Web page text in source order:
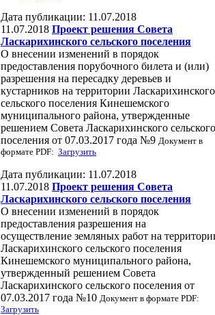
Дата публикации: 11.07.2018
11.07.2018 Проект решения Совета
Ласкарихинского сельского поселения
О внесении изменений в порядок
предоставления порубочного билета и (или)
разрешения на пересадку деревьев и
кустарников на территории Ласкарихинского
сельского поселения Кинешемского
муниципального района, утвержденные
решением Совета Ласкарихинского сельского
поселения от 07.03.2017 года №9 Документ в
формате PDF: Загрузить
Дата публикации: 11.07.2018
11.07.2018 Проект решения Совета
Ласкарихинского сельского поселения
О внесении изменений в порядок
предоставления разрешения на
осуществление земляных работ на
Ласкарихинского сельского поселения
Кинешемского муниципального района,
утвержденный решением Совета
Ласкарихинского сельского поселения от
07.03.2017 года №10 Документ в формате PDF:
Загрузить